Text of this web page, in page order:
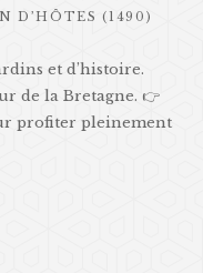
D’HÔTES (1490)
et d’histoire.
de la Bretagne. 👉
profiter pleinement